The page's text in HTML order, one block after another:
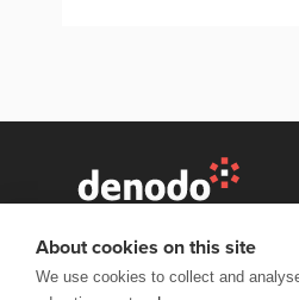
VISIT
Copyright © 2026 Denodo
About cookies on this site
We use cookies to collect and